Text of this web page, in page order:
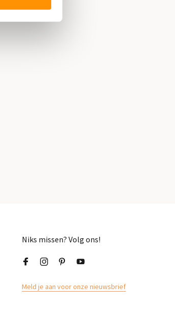
Niks missen? Volg ons!
Meld je aan voor onze nieuwsbrief